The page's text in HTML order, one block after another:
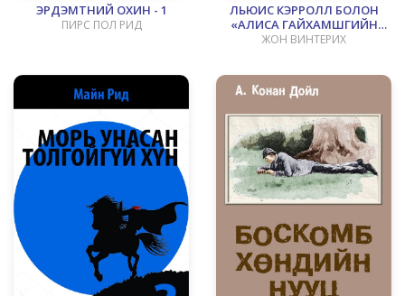
ЭРДЭМТНИЙ ОХИН - 1
ПИРС ПОЛ РИД
ЛЬЮИС КЭРРОЛЛ БОЛОН
«АЛИСА ГАЙХАМШГИЙН
ОРОНД»
ЖОН ВИНТЕРИХ